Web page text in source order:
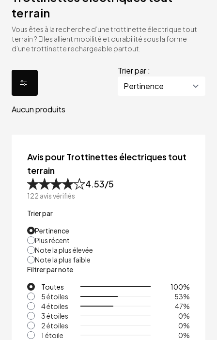
terrain
Vous êtes à la recherche d’une trottinette électrique tout
terrain ? Elles allient mobilité et durabilité sous la forme
d’une trottinette rechargeable partout.
Trier par :
Aucun produits
Avis pour Trottinettes électriques tout
terrain
4.53/5
122 avis vérifiés
Trier par
Pertinence
Plus récent
Note la plus élevée
Note la plus faible
Filtrer par note
Toutes
100%
5 étoiles
53%
4 étoiles
47%
3 étoiles
0%
2 étoiles
0%
1 étoile
0%